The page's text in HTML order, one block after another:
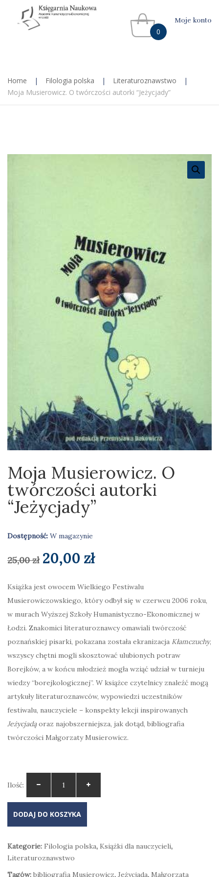
0
Moje konto
Home | Filologia polska | Literaturoznawstwo
|
Moja Musierowicz. O twórczości autorki “Jeżycjady”
Moja Musierowicz. O
twórczości autorki
“Jeżycjady”
Dostępność: W magazynie
25,00zł Pierwotna
cena
wynosiła:
25,00 zł.
20,00 złAktualna
cena
wynosi:
20,00 zł.
Książka jest owocem Wielkiego Festiwalu
Musierowiczowskiego, który odbył się w czerwcu 2006 roku,
w murach Wyższej Szkoły Humanistyczno-Ekonomicznej w
Łodzi. Znakomici literaturoznawcy omawiali twórczość
poznańskiej pisarki, pokazana została ekranizacja Kłamczuchy,
wszyscy chętni mogli skosztować ulubionych potraw
Borejków, a w końcu młodzież mogła wziąć udział w turnieju
wiedzy “borejkologicznej”. W książce czytelnicy znaleźć mogą
artykuły literaturoznawców, wypowiedzi uczestników
festiwalu, nauczyciele – konspekty lekcji inspirowanych
Jeżycjadąoraz najobszerniejsza, jak dotąd, bibliografia
twórczości Małgorzaty Musierowicz.
Ilość:
DODAJ DO KOSZYKA
Kategorie: Filologia polska, Książki dla nauczycieli,
Literaturoznawstwo
Tagów: bibliografia Musierowicz, Jeżycjada, Małgorzata